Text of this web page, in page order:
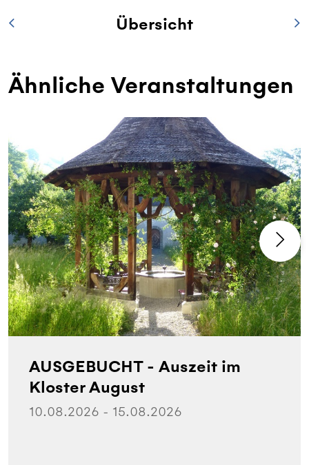
Übersicht
Ähnliche Veranstaltungen
AUSGEBUCHT - Auszeit im
Kloster August
10.08.2026 - 15.08.2026